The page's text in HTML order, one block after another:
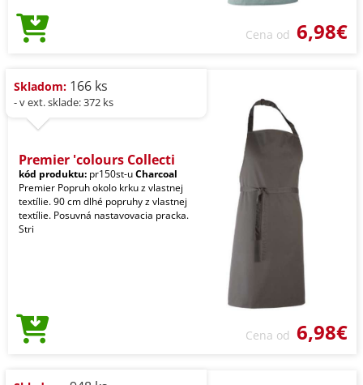
Cena od 6,98€
Skladom: 166 ks
- v ext. sklade: 372 ks
Premier 'colours Collecti
kód produktu: pr150st-uCharcoal
Premier Popruh okolo krku z vlastnej
textílie. 90 cm dlhé popruhy z vlastnej
textílie. Posuvná nastavovacia pracka.
Stri
Cena od 6,98€